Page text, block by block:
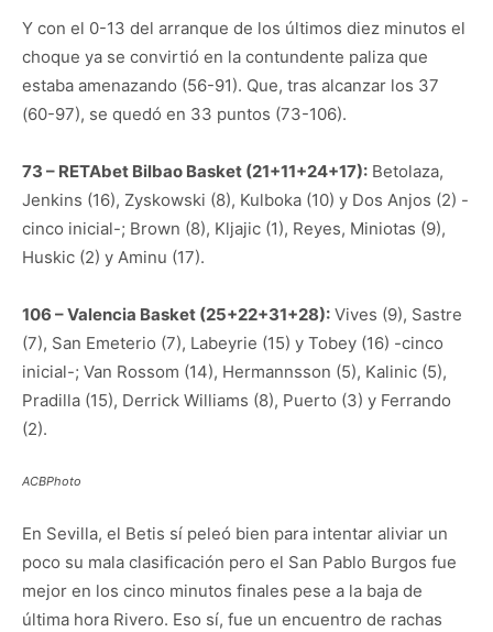
Y con el 0-13 del arranque de los últimos diez minutos el
choque ya se convirtió en la contundente paliza que
estaba amenazando (56-91). Que, tras alcanzar los 37
(60-97), se quedó en 33 puntos (73-106).
73 – RETAbet Bilbao Basket (21+11+24+17): Betolaza,
Jenkins (16), Zyskowski (8), Kulboka (10) y Dos Anjos (2) -
cinco inicial-; Brown (8), Kljajic (1), Reyes, Miniotas (9),
Huskic (2) y Aminu (17).
106 – Valencia Basket (25+22+31+28): Vives (9), Sastre
(7), San Emeterio (7), Labeyrie (15) y Tobey (16) -cinco
inicial-; Van Rossom (14), Hermannsson (5), Kalinic (5),
Pradilla (15), Derrick Williams (8), Puerto (3) y Ferrando
(2).
ACBPhoto
En Sevilla, el Betis sí peleó bien para intentar aliviar un
poco su mala clasificación pero el San Pablo Burgos fue
mejor en los cinco minutos finales pese a la baja de
última hora Rivero. Eso sí, fue un encuentro de rachas